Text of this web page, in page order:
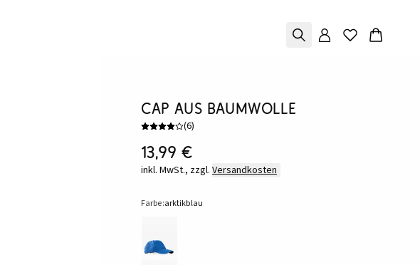
Cap aus Baumwolle
(6)
13,99 €
inkl. MwSt., zzgl. Versandkosten
Farbe:arktikblau